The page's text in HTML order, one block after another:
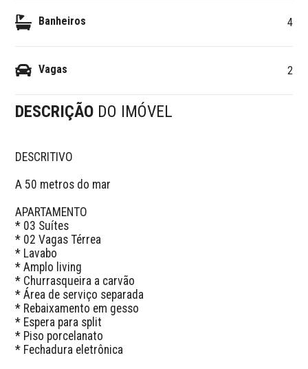
Banheiros 4
Vagas 2
DESCRIÇÃO DO IMÓVEL
DESCRITIVO
A 50 metros do mar
APARTAMENTO
* 03 Suítes
* 02 Vagas Térrea
* Lavabo
* Amplo living
* Churrasqueira a carvão
* Área de serviço separada
* Rebaixamento em gesso
* Espera para split
* Piso porcelanato
* Fechadura eletrônica